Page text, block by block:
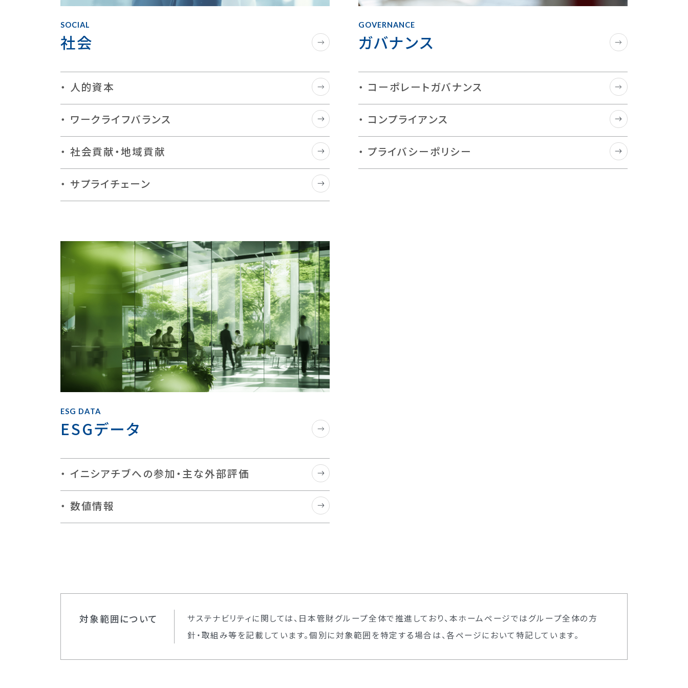
SOCIAL
社会
人的資本
ワークライフバランス
社会貢献・地域貢献
サプライチェーン
GOVERNANCE
ガバナンス
コーポレートガバナンス
コンプライアンス
プライバシーポリシー
ESG DATA
ESGデータ
イニシアチブへの参加・主な外部評価
数値情報
対象範囲について
サステナビリティに関しては、日本管財グループ全体で推進しており、本ホームページではグループ全体の方
針・取組み等を記載しています。個別に対象範囲を特定する場合は、各ページにおいて特記しています。